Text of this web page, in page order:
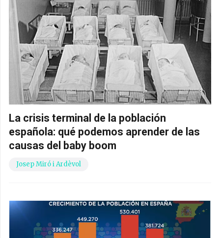
La crisis terminal de la población
española: qué podemos aprender de las
causas del baby boom
Josep Miró i Ardèvol